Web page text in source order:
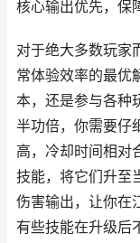
核心输出优先，保
对于绝大多数玩家
常体验效率的最优
本，还是参与各种
半功倍，你需要仔
高，冷却时间相对
技能，将它们升至
伤害输出，让你在
有些技能在升级后